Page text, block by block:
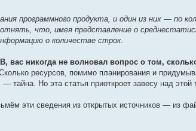
программного продукта, и один из них — по
что, имея представление о
о количестве строк.
никогда не волновал вопрос о том,
ресурсов, помимо планирования и
тайна. Но эта статья приоткроет завесу над этой
эти сведения из открытых источников — из